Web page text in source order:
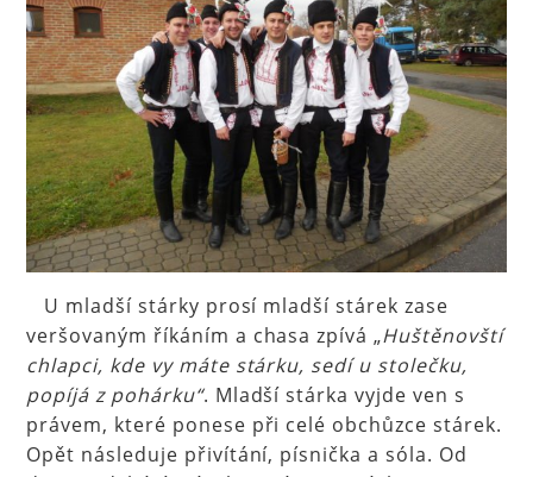
U mladší stárky prosí mladší stárek zase
veršovaným říkáním a chasa zpívá „Huštěnovští
chlapci, kde vy máte stárku, sedí u stolečku,
popíjá z pohárku“. Mladší stárka vyjde ven s
právem, které ponese při celé obchůzce stárek.
Opět následuje přivítání, písnička a sóla. Od